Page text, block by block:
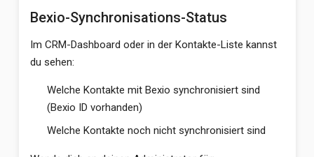
Bexio-Synchronisations-Status
Im CRM-Dashboard oder in der Kontakte-Liste kannst
du sehen:
Welche Kontakte mit Bexio synchronisiert sind
(Bexio ID vorhanden)
Welche Kontakte noch nicht synchronisiert sind